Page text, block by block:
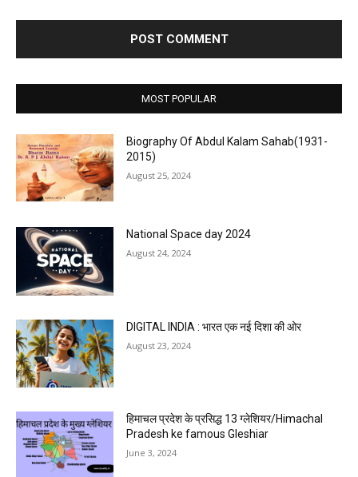
MOST POPULAR
Biography Of Abdul Kalam Sahab(1931-
2015)
August 25, 2024
National Space day 2024
August 24, 2024
DIGITAL INDIA : भारत एक नई दिशा की ओर
August 23, 2024
हिमाचल प्रदेश के प्रसिद्ध 13 ग्लेशियर/Himachal
Pradesh ke famous Gleshiar
June 3, 2024